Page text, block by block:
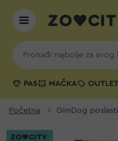
PAS MAČKA OUTLET
Početna GimDog